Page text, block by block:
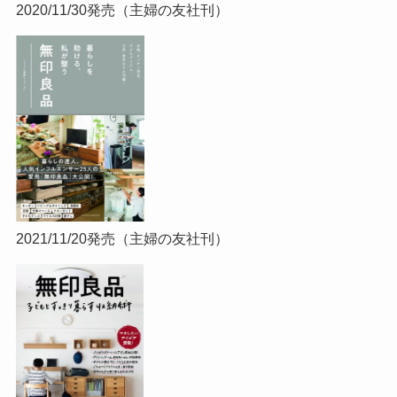
2020/11/30発売（主婦の友社刊）
2021/11/20発売（主婦の友社刊）